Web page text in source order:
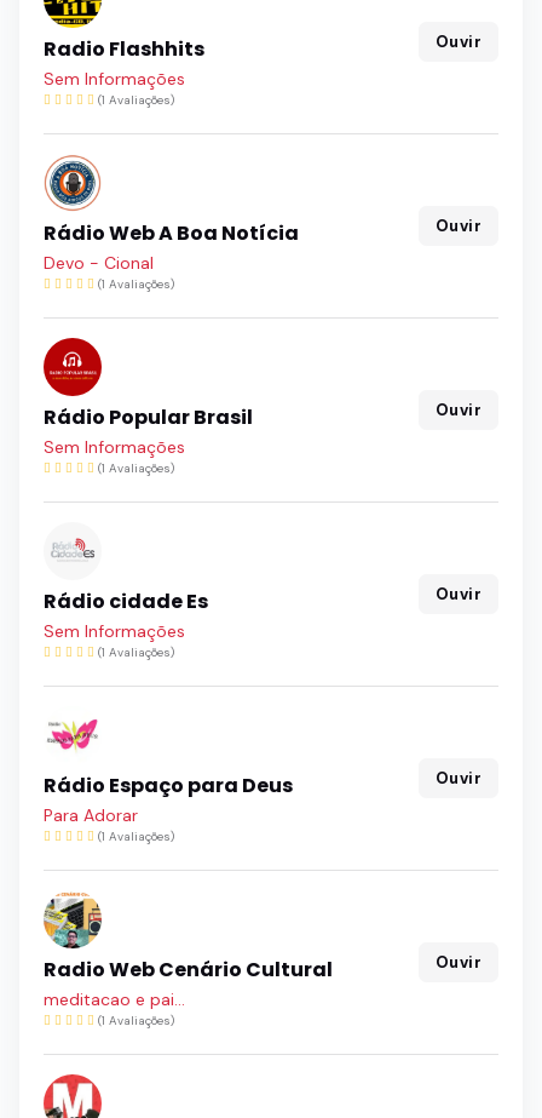
Radio Flashhits
Sem Informações
(1 Avaliações)
Ouvir
Rádio Web A Boa Notícia
Devo - Cional
(1 Avaliações)
Ouvir
Rádio Popular Brasil
Sem Informações
(1 Avaliações)
Ouvir
Rádio cidade Es
Sem Informações
(1 Avaliações)
Ouvir
Rádio Espaço para Deus
Para Adorar
(1 Avaliações)
Ouvir
Radio Web Cenário Cultural
meditacao e pai...
(1 Avaliações)
Ouvir